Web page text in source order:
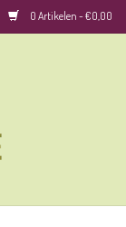
0 Artikelen - €0,00